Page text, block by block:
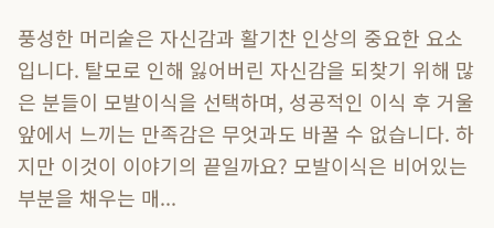
풍성한 머리숱은 자신감과 활기찬 인상의 중요한 요소
입니다. 탈모로 인해 잃어버린 자신감을 되찾기 위해 많
은 분들이 모발이식을 선택하며, 성공적인 이식 후 거울
앞에서 느끼는 만족감은 무엇과도 바꿀 수 없습니다. 하
지만 이것이 이야기의 끝일까요? 모발이식은 비어있는
부분을 채우는 매...